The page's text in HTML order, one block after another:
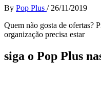
By Pop Plus / 26/11/2019
Quem não gosta de ofertas?
organização precisa estar
siga o Pop Plus